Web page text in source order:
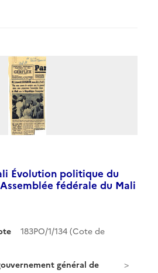
Évolution politique du
fédérale du Mali
183PO/1/134 (Cote de
général de